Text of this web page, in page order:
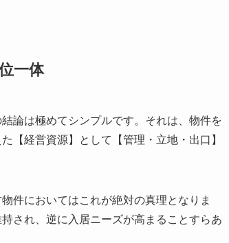
一体
論は極めてシンプルです。それは、物件を
【経営資源】として【管理・立地・出口】
件においてはこれが絶対の真理となりま
され、逆に入居ニーズが高まることすらあ